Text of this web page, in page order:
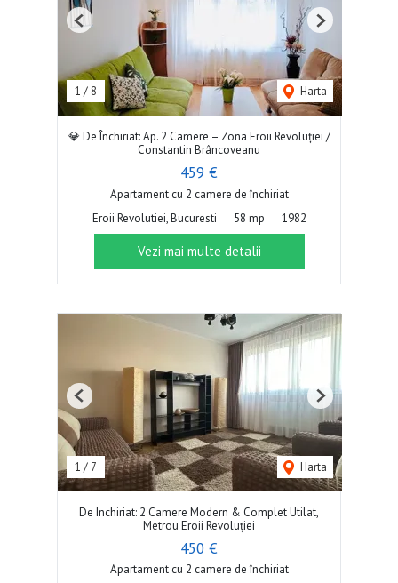
1 / 8 Harta
Previous Next
💎 De Închiriat: Ap. 2 Camere – Zona Eroii Revoluției /
Constantin Brâncoveanu
459 €
Apartament cu 2 camere de închiriat
Eroii Revolutiei, Bucuresti
58 mp 1982
Vezi mai multe detalii
1 / 7 Harta
Previous Next
De Inchiriat: 2 Camere Modern & Complet Utilat,
Metrou Eroii Revoluției
450 €
Apartament cu 2 camere de închiriat